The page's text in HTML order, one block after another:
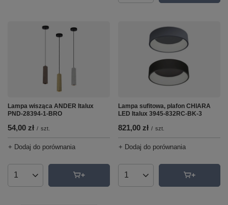
Lampa wisząca ANDER Italux
PND-28394-1-BRO
54,00 zł / szt.
+ Dodaj do porównania
Ilość produktów
Lampa sufitowa, plafon CHIARA
LED Italux 3945-832RC-BK-3
821,00 zł / szt.
+ Dodaj do porównania
Ilość produktów